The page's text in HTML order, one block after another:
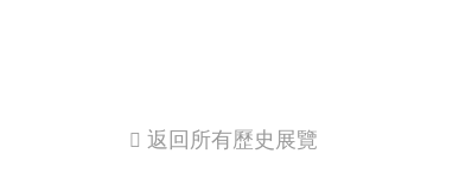
icon
返回所有歷史展覽